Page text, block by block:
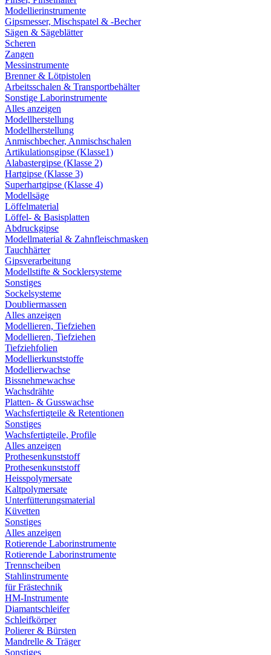
Modellierinstrumente
Gipsmesser, Mischspatel & -Becher
Sägen & Sägeblätter
Scheren
Zangen
Messinstrumente
Brenner & Lötpistolen
Arbeitsschalen & Transportbehälter
Sonstige Laborinstrumente
Alles anzeigen
Modellherstellung
Modellherstellung
Anmischbecher, Anmischschalen
Artikulationsgipse (Klasse1)
Alabastergipse (Klasse 2)
Hartgipse (Klasse 3)
Superhartgipse (Klasse 4)
Modellsäge
Löffelmaterial
Löffel- & Basisplatten
Abdruckgipse
Modellmaterial & Zahnfleischmasken
Tauchhärter
Gipsverarbeitung
Modellstifte & Socklersysteme
Sonstiges
Sockelsysteme
Doubliermassen
Alles anzeigen
Modellieren, Tiefziehen
Modellieren, Tiefziehen
Tiefziehfolien
Modellierkunststoffe
Modellierwachse
Bissnehmewachse
Wachsdrähte
Platten- & Gusswachse
Wachsfertigteile & Retentionen
Sonstiges
Wachsfertigteile, Profile
Alles anzeigen
Prothesenkunststoff
Prothesenkunststoff
Heisspolymersate
Kaltpolymersate
Unterfütterungsmaterial
Küvetten
Sonstiges
Alles anzeigen
Rotierende Laborinstrumente
Rotierende Laborinstrumente
Trennscheiben
Stahlinstrumente
für Frästechnik
HM-Instrumente
Diamantschleifer
Schleifkörper
Polierer & Bürsten
Mandrelle & Träger
Sonstiges